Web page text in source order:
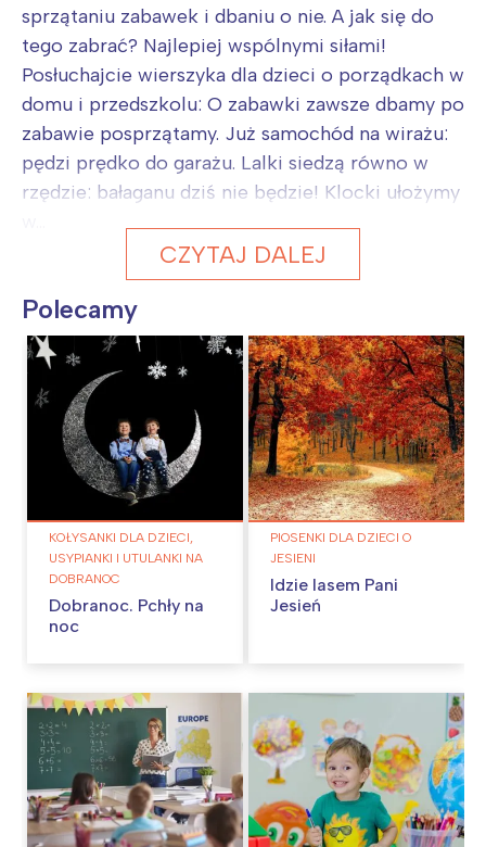
sprzątaniu zabawek i dbaniu o nie. A jak się do
tego zabrać? Najlepiej wspólnymi siłami!
Posłuchajcie wierszyka dla dzieci o porządkach w
domu i przedszkolu: O zabawki zawsze dbamy po
zabawie posprzątamy. Już samochód na wirażu:
pędzi prędko do garażu. Lalki siedzą równo w
rzędzie: bałaganu dziś nie będzie! Klocki ułożymy
CZYTAJ DALEJ
Polecamy
KOŁYSANKI DLA DZIECI,
USYPIANKI I UTULANKI NA
DOBRANOC
Dobranoc. Pchły na
noc
PIOSENKI DLA DZIECI O
JESIENI
Idzie lasem Pani
Jesień